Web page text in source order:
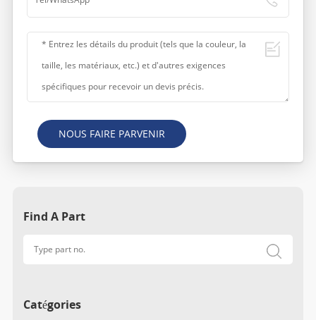
NOUS FAIRE PARVENIR
Find A Part
Catégories